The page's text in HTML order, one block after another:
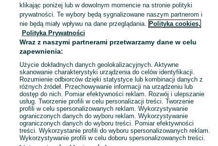
klikając poniżej lub w dowolnym momencie na stronie polityki
prywatności. Te wybory będą sygnalizowane naszym partnerom i
nie będą miały wpływu na dane przeglądania. Polityka cookies,
Polityka Prywatności
Wraz z naszymi partnerami przetwarzamy dane w celu
zapewnienia:
Użycie dokładnych danych geolokalizacyjnych. Aktywne
skanowanie charakterystyki urządzenia do celów identyfikacji.
Rozumienie odbiorców dzięki statystyce lub kombinacji danych z
różnych źródeł. Przechowywanie informacji na urządzeniu lub
dostęp do nich. Pomiar efektywności reklam. Rozwój i ulepszanie
usług. Tworzenie profili w celu personalizacji treści. Tworzenie
profili w celu spersonalizowanych reklam. Wykorzystywanie
ograniczonych danych do wyboru reklam. Wykorzystywanie
ograniczonych danych do wyboru treści. Pomiar efektywności
treści. Wykorzystanie profili do wyboru spersonalizowanych reklam.
Wykorzystywanie profili w celu doboru spersonalizowanych treści.